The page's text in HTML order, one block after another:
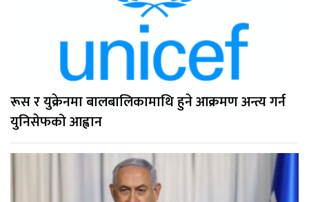
रूस र युक्रेनमा बालबालिकामाथि हुने आक्रमण अन्त्य गर्न
युनिसेफको आह्वान